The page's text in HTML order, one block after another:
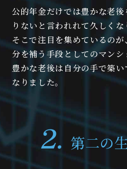
公的年金だけでは豊かな老後
りないと言われれて久しくな
そこで注目を集めているのが
分を補う手段としてのマンシ
豊かな老後は自分の手で築い
なりました。
第二の